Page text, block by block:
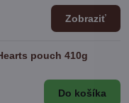
Zobraziť
pouch 410g
Do košíka